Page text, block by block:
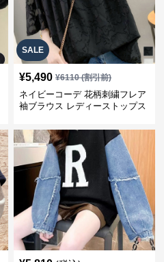
SALE
¥5,490 ¥6110(割引前)
ネイビーコーデ 花柄刺繍フレア
袖ブラウス レディーストップス